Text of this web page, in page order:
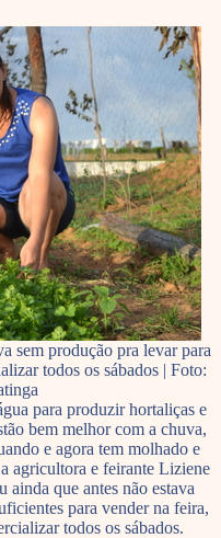
sem produção pra levar para
todos os sábados | Foto:
para produzir hortaliças e
bem melhor com a chuva,
e agora tem molhado e
agricultora e feirante Liziene
ainda que antes não estava
para vender na feira,
todos os sábados.